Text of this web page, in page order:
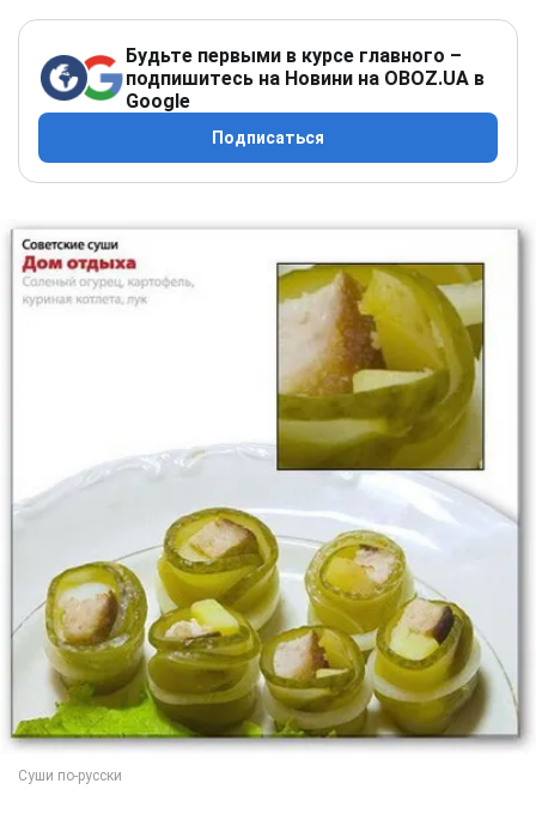
Будьте первыми в курсе главного –
подпишитесь на Новини на OBOZ.UA в
Google
Подписаться